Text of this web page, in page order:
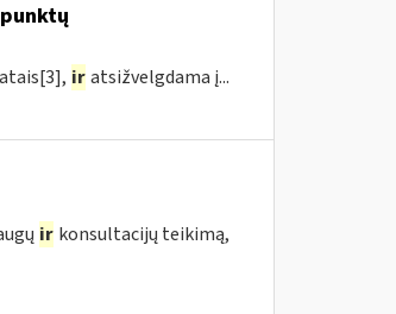
ir atsižvelgdama į...
ir konsultacijų teikimą,